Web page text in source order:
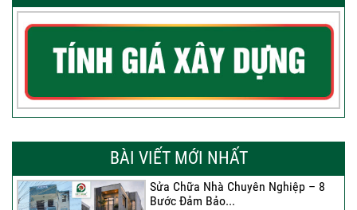
BÀI VIẾT MỚI NHẤT
Sửa Chữa Nhà Chuyên Nghiệp – 8
Bước Đảm Bảo...